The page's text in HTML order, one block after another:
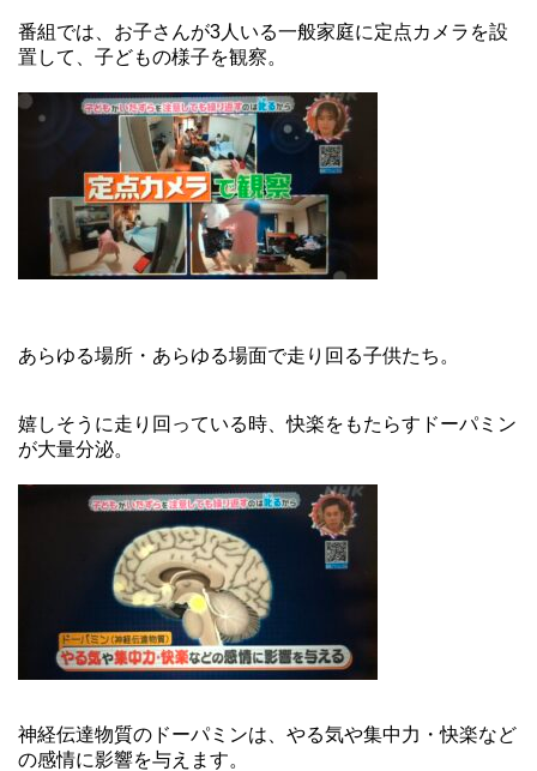
番組では、お子さんが3人いる一般家庭に定点カメラを設
置して、子どもの様子を観察。
あらゆる場所・あらゆる場面で走り回る子供たち。
嬉しそうに走り回っている時、快楽をもたらすドーパミン
が大量分泌。
神経伝達物質のドーパミンは、やる気や集中力・快楽など
の感情に影響を与えます。